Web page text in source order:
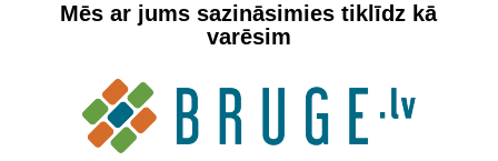
Mēs ar jums sazināsimies tiklīdz kā
varēsim